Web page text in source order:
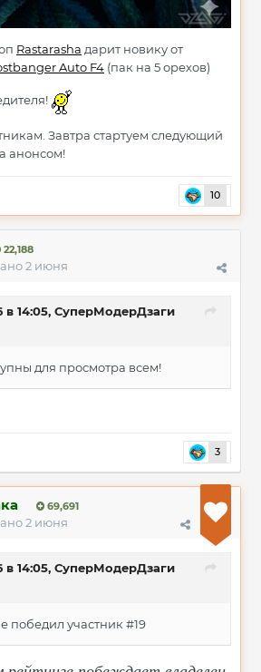
Rastarasha дарит новику от
Auto F4 (пак на 5 орехов)
Завтра стартуем следующий
анонсом!
10
22,188
2 июня
14:05, СуперМодерДзаги
для просмотра всем!
3
69,691
2 июня
14:05, СуперМодерДзаги
победил участник #19